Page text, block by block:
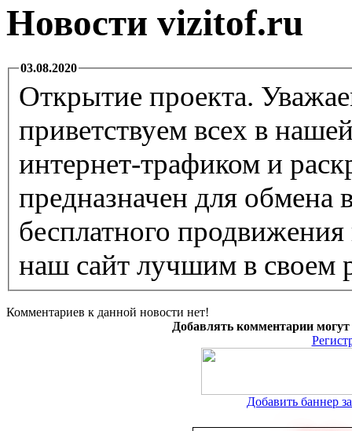
Новости vizitof.ru
03.08.2020
Открытие проекта.
приветствуем всех в
интернет-трафиком и
предназначен для
бесплатного
наш сайт лучшим в своем
Комментариев к данной новости нет!
Добавлять комментарии могут
Добавить баннер